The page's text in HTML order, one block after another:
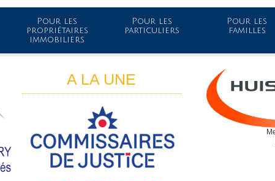
Pour les
propriétaires
immobiliers
Pour les
particuliers
Pour les
familles
A LA UNE